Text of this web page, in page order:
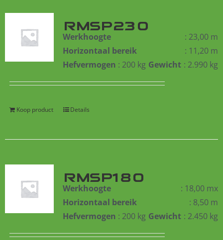
RMSP230
Werkhoogte
: 23,00 m
Horizontaal bereik
: 11,20 m
Hefvermogen : 200 kg Gewicht : 2.990 kg
Koop product Details
RMSP180
Werkhoogte
: 18,00 mx
Horizontaal bereik
: 8,50 m
Hefvermogen : 200 kg Gewicht : 2.450 kg